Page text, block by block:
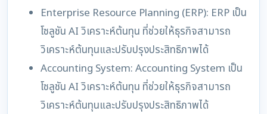
Enterprise Resource Planning (ERP): ERP เป็น
โซลูชัน AI วิเคราะห์ต้นทุน ที่ช่วยให้ธุรกิจสามารถ
วิเคราะห์ต้นทุนและปรับปรุงประสิทธิภาพได้
Accounting System: Accounting System เป็น
โซลูชัน AI วิเคราะห์ต้นทุน ที่ช่วยให้ธุรกิจสามารถ
วิเคราะห์ต้นทุนและปรับปรุงประสิทธิภาพได้